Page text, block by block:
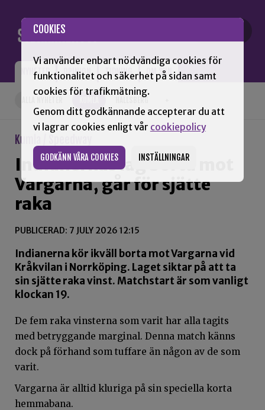
COOKIES
Vi använder enbart nödvändiga cookies för
funktionalitet och säkerhet på sidan samt
cookies för trafikmätning.
Genom ditt godkännande accepterar du att
vi lagrar cookies enligt vår cookiepolicy
GODKÄNN VÅRA COOKIES INSTÄLLNINGAR
NYHETER OPINION TIDNING OM SNN
HALLSBERG
Kumla / Speedway
Indianernas lag borta mot
Vargarna, går för sjätte
raka
PUBLICERAD: 7 JULY 2026 12:15
Indianerna kör ikväll borta mot Vargarna vid
Kråkvilan i Norrköping. Laget siktar på att ta
sin sjätte raka vinst. Matchstart är som vanligt
klockan 19.
De fem raka vinsterna som varit har alla tagits
med betryggande marginal. Denna match känns
dock på förhand som tuffare än någon av de som
varit.
Vargarna är alltid kluriga på sin speciella korta
hemmabana.